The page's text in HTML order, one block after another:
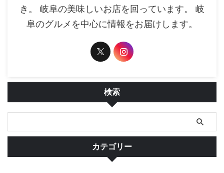
き。 岐阜の美味しいお店を回っています。 岐
阜のグルメを中心に情報をお届けします。
検索
カテゴリー